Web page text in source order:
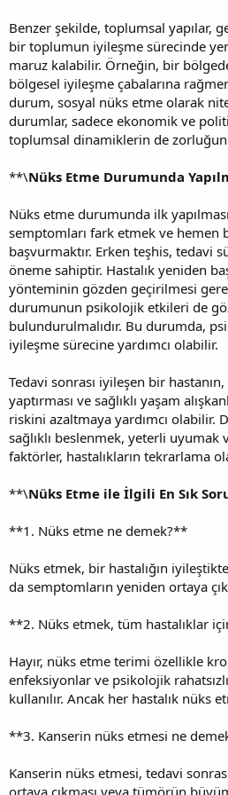
Benzer şekilde, toplumsal yapılar,
bir toplumun iyileşme sürecinde
maruz kalabilir. Örneğin, bir
bölgesel iyileşme çabalarına
durum, sosyal nüks etme olarak
durumlar, sadece ekonomik ve
toplumsal dinamiklerin de
**\Nüks Etme Durumunda
Nüks etme durumunda ilk
semptomları fark etmek ve hemen
başvurmaktır. Erken teşhis, tedavi
öneme sahiptir. Hastalık yeniden
yönteminin gözden geçirilmesi
durumunun psikolojik etkileri de
bulundurulmalıdır. Bu durumda,
iyileşme sürecine yardımcı olabilir.
Tedavi sonrası iyileşen bir
yaptırması ve sağlıklı yaşam
riskini azaltmaya yardımcı olabilir.
sağlıklı beslenmek, yeterli
faktörler, hastalıkların tekrarlama
**\Nüks Etme ile İlgili En Sık
**1. Nüks etme ne demek?**
Nüks etmek, bir hastalığın
da semptomların yeniden ortaya
**2. Nüks etmek, tüm hastalıklar
Hayır, nüks etme terimi özellikle
enfeksiyonlar ve psikolojik
kullanılır. Ancak her hastalık nüks
**3. Kanserin nüks etmesi ne
Kanserin nüks etmesi, tedavi
ortaya çıkması veya tümörün